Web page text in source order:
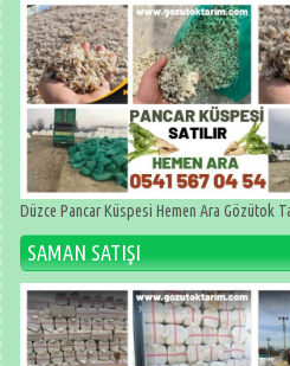
Düzce Pancar Küspesi Hemen Ara Gözütok
SAMAN SATIŞI